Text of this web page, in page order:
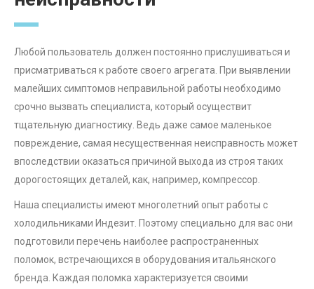
Любой пользователь должен постоянно прислушиваться и
присматриваться к работе своего агрегата. При выявлении
малейших симптомов неправильной работы необходимо
срочно вызвать специалиста, который осуществит
тщательную диагностику. Ведь даже самое маленькое
повреждение, самая несущественная неисправность может
впоследствии оказаться причиной выхода из строя таких
дорогостоящих деталей, как, например, компрессор.
Наша специалисты имеют многолетний опыт работы с
холодильниками Индезит. Поэтому специально для вас они
подготовили перечень наиболее распространенных
поломок, встречающихся в оборудования итальянского
бренда. Каждая поломка характеризуется своими